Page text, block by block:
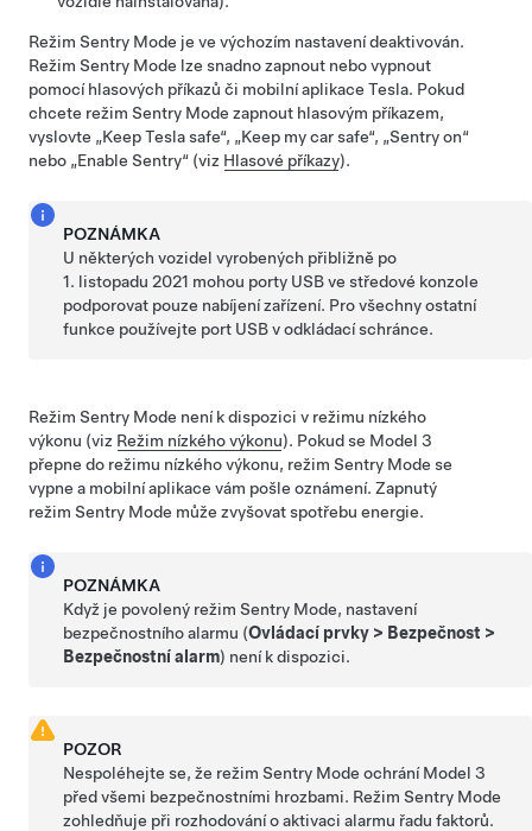
Režim Sentry Mode je ve výchozím nastavení deaktivován.
Režim Sentry Mode lze snadno zapnout nebo vypnout
pomocí hlasových příkazů či mobilní aplikace Tesla. Pokud
chcete režim Sentry Mode zapnout hlasovým příkazem,
vyslovte „Keep Tesla safe“, „Keep my car safe“, „Sentry on“
nebo „Enable Sentry“ (viz Hlasové příkazy).
POZNÁMKA
U některých vozidel vyrobených přibližně po
1. listopadu 2021 mohou porty USB ve středové konzole
podporovat pouze nabíjení zařízení. Pro všechny ostatní
funkce používejte port USB v odkládací schránce.
Režim Sentry Mode není k dispozici v režimu nízkého
výkonu (viz Režim nízkého výkonu). Pokud se Model 3
přepne do režimu nízkého výkonu, režim Sentry Mode se
vypne a mobilní aplikace vám pošle oznámení. Zapnutý
režim Sentry Mode může zvyšovat spotřebu energie.
POZNÁMKA
Když je povolený režim Sentry Mode, nastavení
bezpečnostního alarmu (Ovládací prvky > Bezpečnost >
Bezpečnostní alarm) není k dispozici.
POZOR
Nespoléhejte se, že režim Sentry Mode ochráníModel 3
před všemi bezpečnostními hrozbami. Režim Sentry Mode
zohledňuje při rozhodování o aktivaci alarmu řadu faktorů.